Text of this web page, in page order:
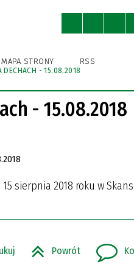
MAPA STRONY RSS
STRUKTURA URZĘDU
POBIERZ
GMINNY OŚRODEK
SPORTU I REKREACJI
GMINNY OŚRODEK
SPORTU I REKREACJI
IZBA TRADYCJI
NIEDRZWICKIE PRODUKTY
GMINNA AKADEMIA
NIEDRZWICA DUŻA
KRĘŻNICA JARA)
DECHACH - 15.08.2018
- 15.08.2018
sierpnia 2018 roku w
Powrót